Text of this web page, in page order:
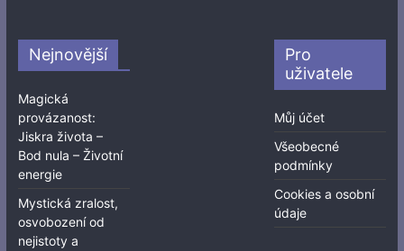
Nejnovější
Magická
provázanost:
Jiskra života –
Bod nula – Životní
energie
Mystická zralost,
osvobození od
nejistoty a
Pro
uživatele
Můj účet
Všeobecné
podmínky
Cookies a osobní
údaje